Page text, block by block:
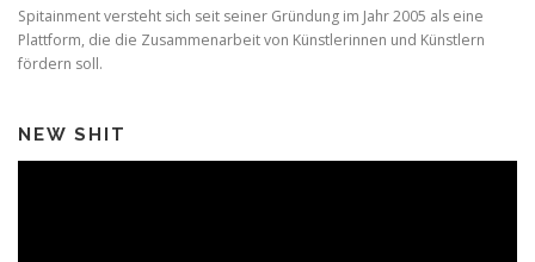
Spitainment versteht sich seit seiner Gründung im Jahr 2005 als eine
Plattform, die die Zusammenarbeit von Künstlerinnen und Künstlern
fördern soll.
NEW SHIT